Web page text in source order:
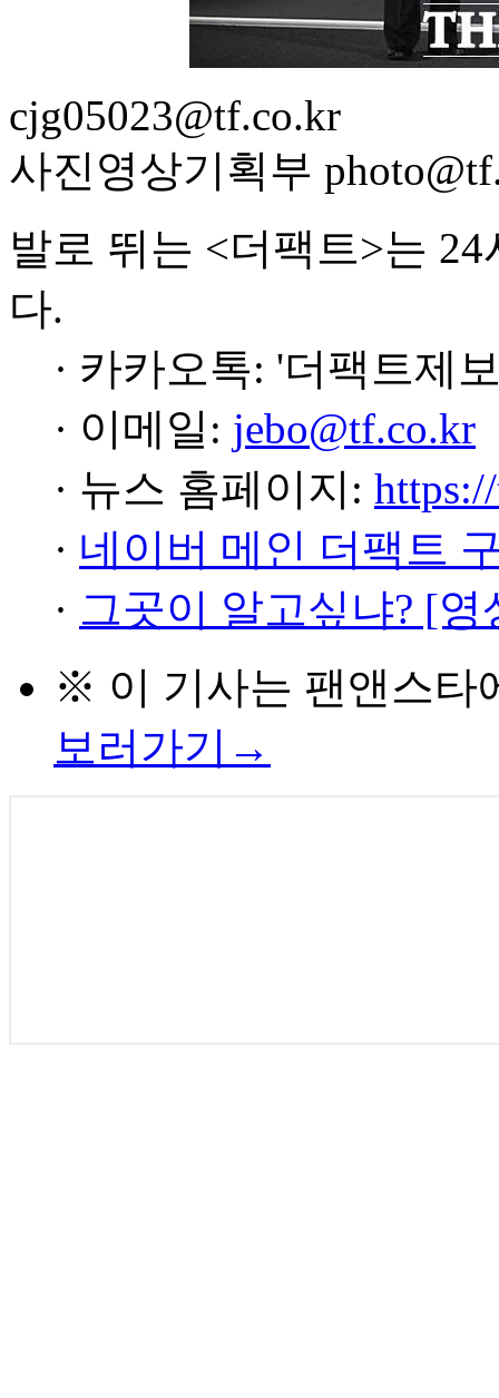
cjg05023@tf.co.kr
사진영상기획부
발로 뛰는 <더팩트>는
다.
· 카카오톡: '더팩트제
· 이메일: jebo@tf.co.kr
· 뉴스 홈페이지:
· 네이버 메인 더팩트
· 그곳이 알고싶냐? [
※ 이 기사는 팬앤스타
보러가기→